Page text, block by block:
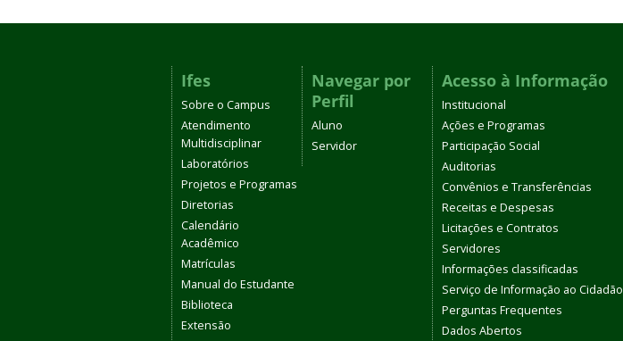
Ifes
Sobre o Campus
Atendimento
Multidisciplinar
Laboratórios
Projetos e Programas
Diretorias
Calendário
Acadêmico
Matrículas
Manual do Estudante
Biblioteca
Extensão
Navegar por
Perfil
Aluno
Servidor
Acesso à Informação
Institucional
Ações e Programas
Participação Social
Auditorias
Convênios e Transferências
Receitas e Despesas
Licitações e Contratos
Servidores
Informações classificadas
Serviço de Informação ao Cidadão
Perguntas Frequentes
Dados Abertos